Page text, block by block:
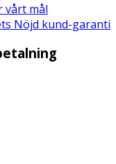
vårt mål
Nöjd kund-garanti